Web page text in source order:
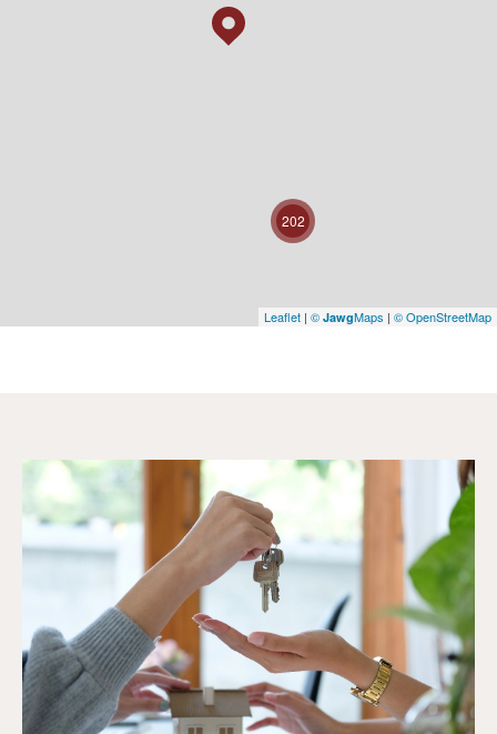
202
Leaflet | © JawgMaps | © OpenStreetMap